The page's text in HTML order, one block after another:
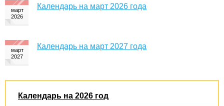
Календарь на март 2026 года
Календарь на март 2027 года
Календарь на 2026 год